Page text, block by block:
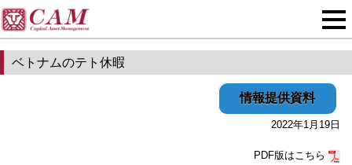
ベトナムのテト休暇
情報提供資料
2022年1月19日
PDF版はこちら